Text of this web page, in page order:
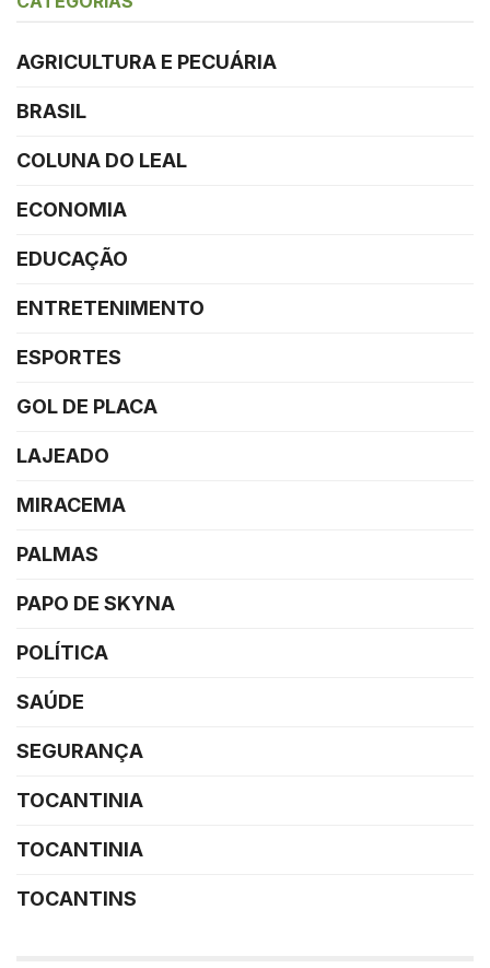
AGRICULTURA E PECUÁRIA
BRASIL
COLUNA DO LEAL
ECONOMIA
EDUCAÇÃO
ENTRETENIMENTO
ESPORTES
GOL DE PLACA
LAJEADO
MIRACEMA
PALMAS
PAPO DE SKYNA
POLÍTICA
SAÚDE
SEGURANÇA
TOCANTINIA
TOCANTINIA
TOCANTINS